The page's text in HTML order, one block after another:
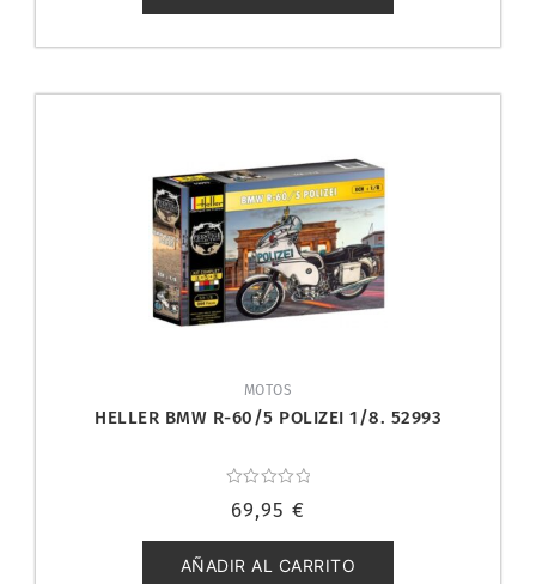
MOTOS
HELLER BMW R-60/5 POLIZEI 1/8. 52993
con
de
5
69,95 €
AÑADIR AL CARRITO